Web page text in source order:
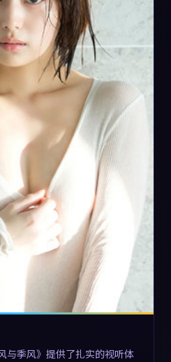
与季风》提供了扎实的视听体